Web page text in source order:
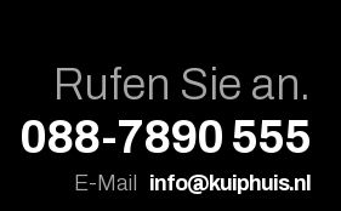
Rufen Sie an.
088-7890 555
E-Mail info@kuiphuis.nl